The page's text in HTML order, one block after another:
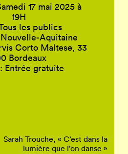
17 mai 2025 à
19H
les publics
Aquitaine
Corto Maltese, 33
Bordeaux
Entrée gratuite
Sarah Trouche, « C’est dans la
lumière que l’on danse »